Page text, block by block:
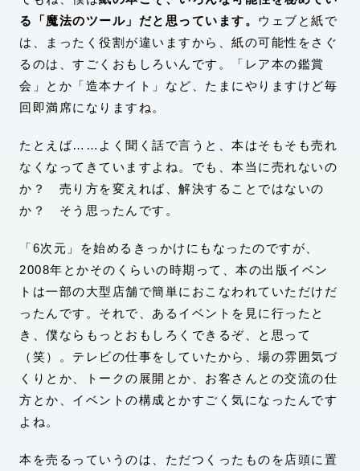
る「魔法のツール」だと思っています。 ウェブと紙で
は、まったく役割が違いますから、紙の可能性をさぐ
るのは、すごくおもしろいんです。「レア本の鑑賞
会」とか「造本ナイト」など、たまにやりますけど毎
回即満席になりますね。
たとえば……よく聞く話で言うと、本はそもそも売れ
なくなってきていますよね。でも、本当に売れないの
か？ 売り方を変えれば、解決することではないの
か？ そう思ったんです。
「6次元」を始めるきっかけにもなったのですが、
2008年とかそのくらいの時期って、本の出版イベン
トは一部の大型店舗で簡単におこなわれていただけだ
ったんです。それで、あるイベントを見に行ったと
き、僕ならもっとおもしろくできるぞ、と思って
（笑）。テレビの仕事をしていたから、場の雰囲気づ
くりとか、トークの展開とか、お客さんとの交流の仕
方とか、イベントの構成とかすごく気になったんです
よね。
本を売るっていうのは、ただつくったものを店頭に置